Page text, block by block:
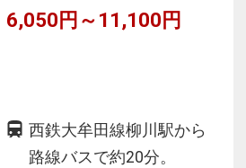
6,050円～11,100円
西鉄大牟田線柳川駅から
路線バスで約20分。